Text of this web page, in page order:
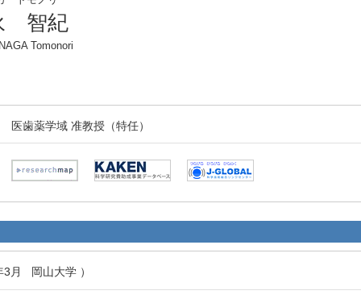
智紀
Tomonori
医歯薬学域 准教授（特任）
3月 岡山大学 ）